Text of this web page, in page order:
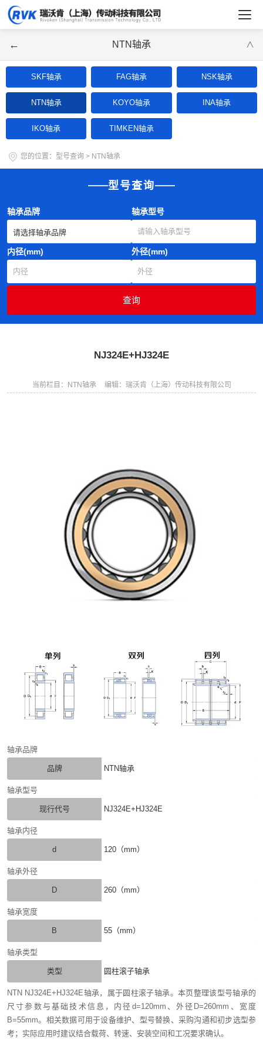
← NTN轴承 ∨
SKF轴承 FAG轴承 NSK轴承
NTN轴承 KOYO轴承 INA轴承
IKO轴承 TIMKEN轴承
您的位置： 型号查询 > NTN轴承
型号查询
轴承品牌 轴承型号
内径(mm) 外径(mm)
NJ324E+HJ324E
当前栏目：NTN轴承 编辑：瑞沃肯（上海）传动科技有限公司
轴承品牌
品牌 NTN轴承
轴承型号
现行代号 NJ324E+HJ324E
轴承内径
d 120（mm）
轴承外径
D 260（mm）
轴承宽度
B 55（mm）
轴承类型
类型 圆柱滚子轴承
NTN NJ324E+HJ324E轴承，属于圆柱滚子轴承。本页整理该型号轴承的
尺寸参数与基础技术信息，内径d=120mm、外径D=260mm、宽度
B=55mm。相关数据可用于设备维护、型号替换、采购沟通和初步选型参
考；实际应用时建议结合载荷、转速、安装空间和工况要求确认。